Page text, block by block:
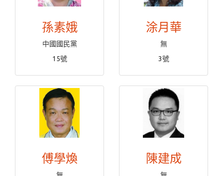
孫素娥
中國國民黨
15號
涂月華
無
3號
傅學煥 陳建成